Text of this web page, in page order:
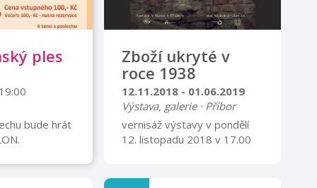
ples
bude hrát
umělecké
Zboží ukryté v
roce 1938
12.11.2018 - 01.06.2019
Výstava, galerie · Příbor
vernisáž výstavy v pondělí
12. listopadu 2018 v 17.00